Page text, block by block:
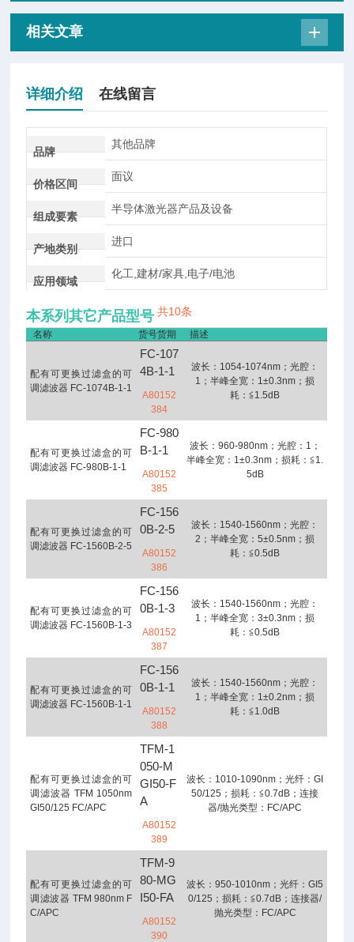
相关文章
详细介绍 在线留言
品牌
其他品牌
价格区间
面议
组成要素
半导体激光器产品及设备
产地类别
进口
应用领域
化工,建材/家具,电子/电池
本系列其它产品型号 共10条
名称 货号货期 描述
配有可更换过滤盒的可
调滤波器 FC-1074B-1-1
FC-107
4B-1-1
A80152
384
波长：1054-1074nm；光腔：
1；半峰全宽：1±0.3nm；损
耗：≦1.5dB
配有可更换过滤盒的可
调滤波器 FC-980B-1-1
FC-980
B-1-1
A80152
385
波长：960-980nm；光腔：1；
半峰全宽：1±0.3nm；损耗：≦1.
5dB
配有可更换过滤盒的可
调滤波器 FC-1560B-2-5
FC-156
0B-2-5
A80152
386
波长：1540-1560nm；光腔：
2；半峰全宽：5±0.5nm；损
耗：≦0.5dB
配有可更换过滤盒的可
调滤波器 FC-1560B-1-3
FC-156
0B-1-3
A80152
387
波长：1540-1560nm；光腔：
1；半峰全宽：3±0.3nm；损
耗：≦0.5dB
配有可更换过滤盒的可
调滤波器 FC-1560B-1-1
FC-156
0B-1-1
A80152
388
波长：1540-1560nm；光腔：
1；半峰全宽：1±0.2nm；损
耗：≦1.0dB
配有可更换过滤盒的可
调滤波器 TFM 1050nm
GI50/125 FC/APC
TFM-1
050-M
GI50-F
A
A80152
389
波长：1010-1090nm；光纤：GI
50/125；损耗：≦0.7dB；连接
器/抛光类型：FC/APC
配有可更换过滤盒的可
调滤波器 TFM 980nm F
C/APC
TFM-9
80-MG
I50-FA
A80152
390
波长：950-1010nm；光纤：GI5
0/125；损耗：≦0.7dB；连接器/
抛光类型：FC/APC